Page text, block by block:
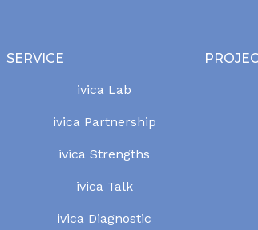
SERVICE
ivica Lab
ivica Partnership
ivica Strengths
ivica Talk
ivica Diagnostic